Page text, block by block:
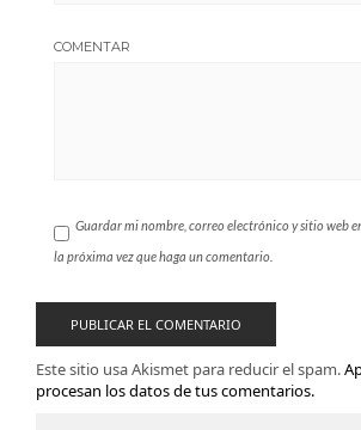
COMENTAR
Guardar mi nombre, correo electrónico y sitio web
la próxima vez que haga un comentario.
Este sitio usa Akismet para reducir el spam.
procesan los datos de tus comentarios.